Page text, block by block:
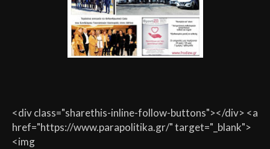
<div class="sharethis-inline-follow-buttons"></div> <a
href="https://www.parapolitika.gr/" target="_blank">
<img